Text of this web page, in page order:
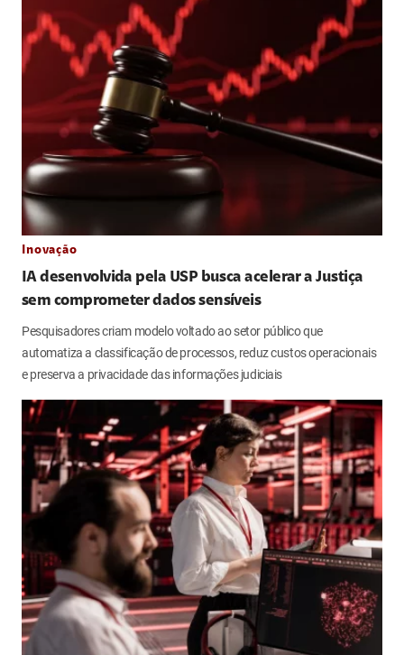
Inovação
IA desenvolvida pela USP busca acelerar a Justiça
sem comprometer dados sensíveis
Pesquisadores criam modelo voltado ao setor público que
automatiza a classificação de processos, reduz custos operacionais
e preserva a privacidade das informações judiciais